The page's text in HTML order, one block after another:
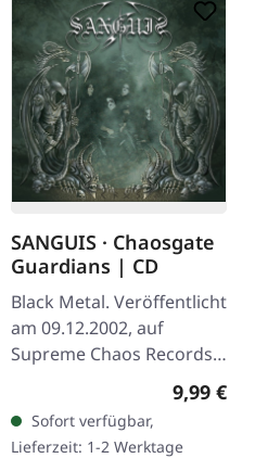
SANGUIS · Chaosgate
Guardians | CD
Black Metal. Veröffentlicht
am 09.12.2002, auf
Supreme Chaos Records.
CD im Jewelcase mit 12-
seitigem Booklet. Wenn
österreichischer Black
Metal den…
9,99 €
Sofort verfügbar,
Lieferzeit: 1-2 Werktage